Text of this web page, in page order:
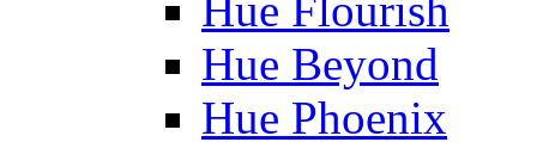
Hue Beyond
Hue Phoenix